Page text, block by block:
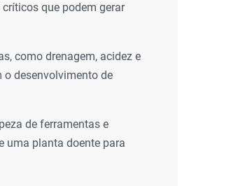
que podem gerar
como drenagem, acidez e
desenvolvimento de
de ferramentas e
uma planta doente para